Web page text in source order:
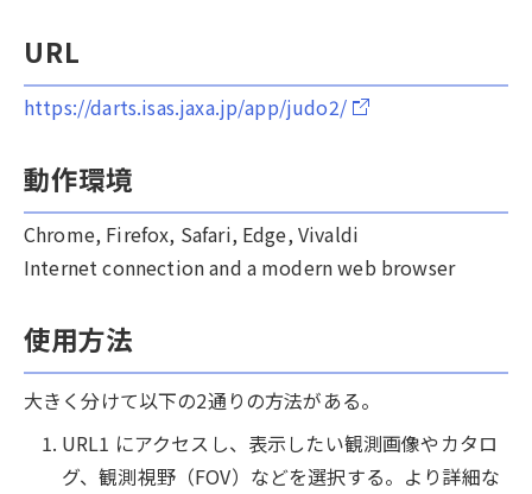
URL
https://darts.isas.jaxa.jp/app/judo2/
動作環境
Chrome, Firefox, Safari, Edge, Vivaldi
Internet connection and a modern web browser
使用方法
大きく分けて以下の2通りの方法がある。
URL1 にアクセスし、表示したい観測画像やカタロ
グ、観測視野（FOV）などを選択する。より詳細な